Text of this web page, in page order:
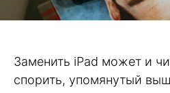
Заменить iPad может и
спорить, упомянутый